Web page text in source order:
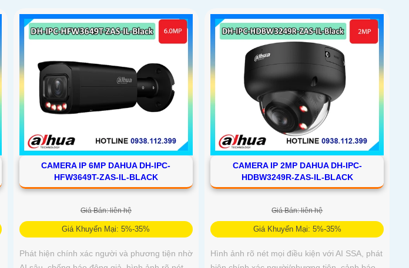
CAMERA IP 6MP DAHUA DH-IPC-
HFW3649T-ZAS-IL-BLACK
Giá Bán: liên hệ
Giá Khuyến Mại: 5%-35%
Phát hiện chính xác người và phương tiện nhờ
CAMERA IP 2MP DAHUA DH-IPC-
HDBW3249R-ZAS-IL-BLACK
Giá Bán: liên hệ
Giá Khuyến Mại: 5%-35%
Hình ảnh rõ nét mọi điều kiện với AI SSA, phát